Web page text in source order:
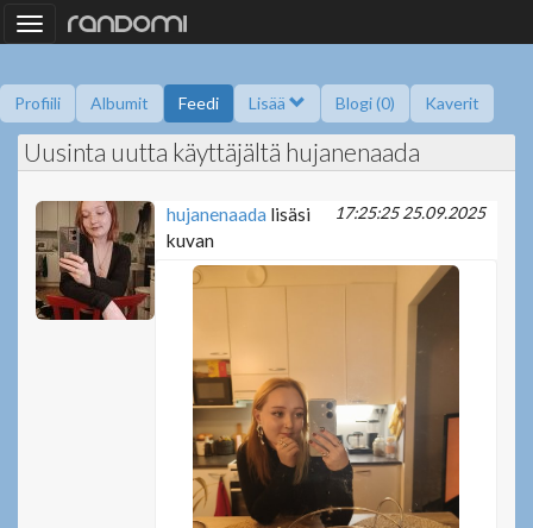
Toggle
navigation
Profiili Albumit Feedi Lisää Blogi (0) Kaverit
Kysy minulta Tietoa Kaverikirja Gallupit Saavutukset
Uusinta uutta käyttäjältä hujanenaada
17:25:25 25.09.2025
hujanenaada lisäsi
kuvan